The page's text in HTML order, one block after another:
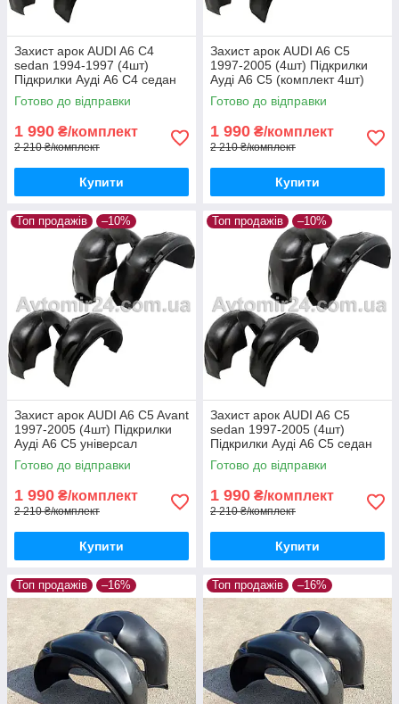
Захист арок AUDI A6 C4
sedan 1994-1997 (4шт)
Підкрилки Ауді А6 С4 седан
(комплект 4шт)
Готово до відправки
1 990 ₴/комплект
2 210 ₴/комплект
Купити
Захист арок AUDI A6 C5
1997-2005 (4шт) Підкрилки
Ауді А6 С5 (комплект 4шт)
Готово до відправки
1 990 ₴/комплект
2 210 ₴/комплект
Купити
Топ продажів –10%
Захист арок AUDI A6 C5 Avant
1997-2005 (4шт) Підкрилки
Ауді А6 С5 універсал
(комплект 4шт)
Готово до відправки
1 990 ₴/комплект
2 210 ₴/комплект
Купити
Топ продажів –10%
Захист арок AUDI A6 C5
sedan 1997-2005 (4шт)
Підкрилки Ауді А6 С5 седан
(комплект 4шт)
Готово до відправки
1 990 ₴/комплект
2 210 ₴/комплект
Купити
Топ продажів –16% Топ продажів –16%